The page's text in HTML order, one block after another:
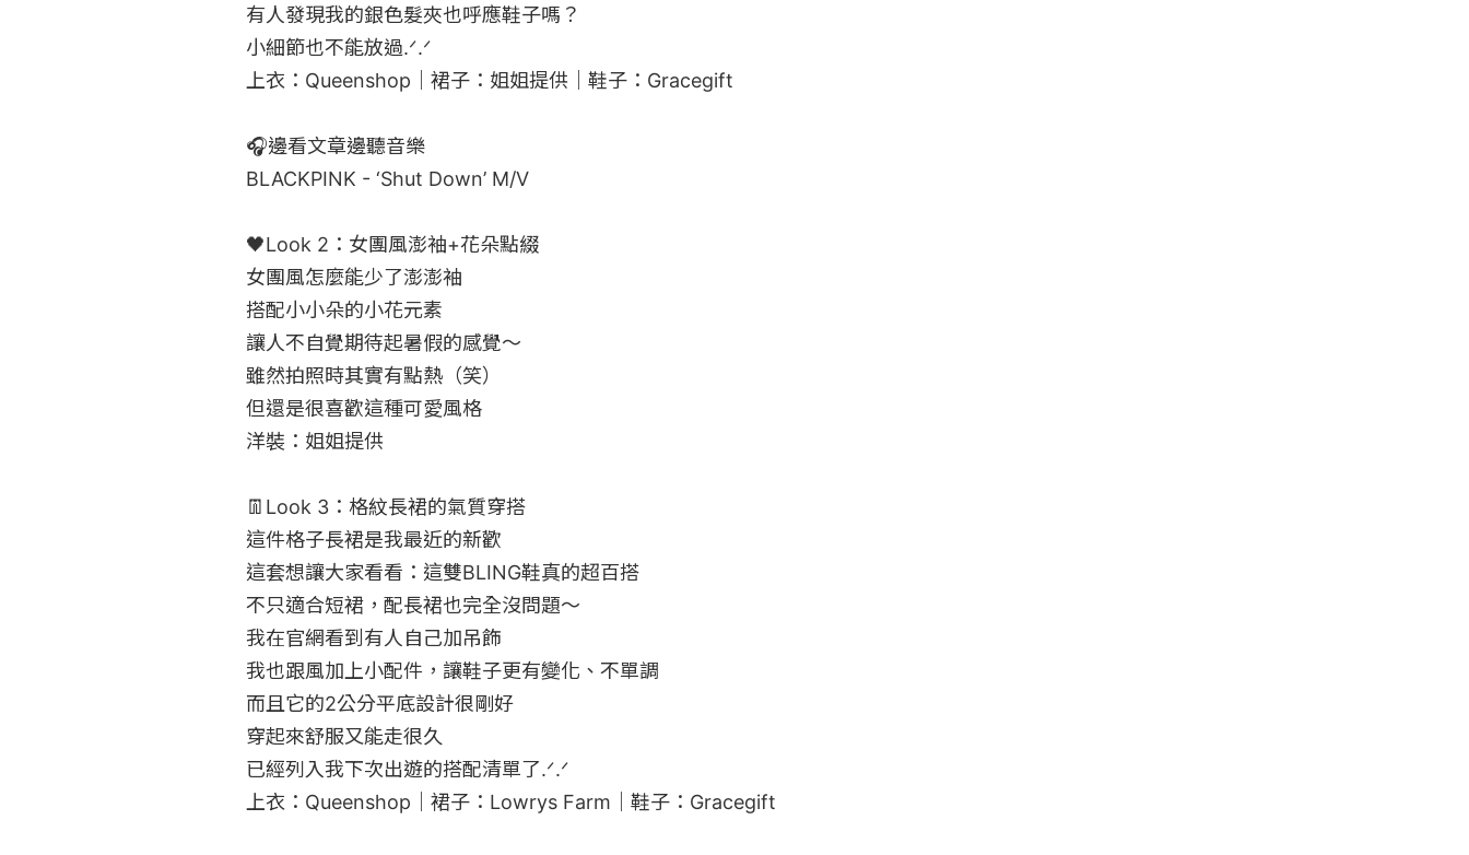
有人發現我的銀色髮夾也呼應鞋子嗎？
小細節也不能放過.ᐟ.ᐟ
上衣：Queenshop｜裙子：姐姐提供｜鞋子：Gracegift
🎧邊看文章邊聽音樂
BLACKPINK - ‘Shut Down’ M/V
🖤Look 2：女團風澎袖+花朵點綴
女團風怎麼能少了澎澎袖
搭配小小朵的小花元素
讓人不自覺期待起暑假的感覺～
雖然拍照時其實有點熱（笑）
但還是很喜歡這種可愛風格
洋裝：姐姐提供
👖Look 3：格紋長裙的氣質穿搭
這件格子長裙是我最近的新歡
這套想讓大家看看：這雙BLING鞋真的超百搭
不只適合短裙，配長裙也完全沒問題～
我在官網看到有人自己加吊飾
我也跟風加上小配件，讓鞋子更有變化、不單調
而且它的2公分平底設計很剛好
穿起來舒服又能走很久
已經列入我下次出遊的搭配清單了.ᐟ.ᐟ
上衣：Queenshop｜裙子：Lowrys Farm｜鞋子：Gracegift